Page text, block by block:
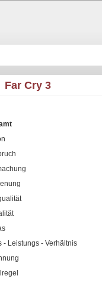
Far Cry 3
- Leistungs - Verhältnis